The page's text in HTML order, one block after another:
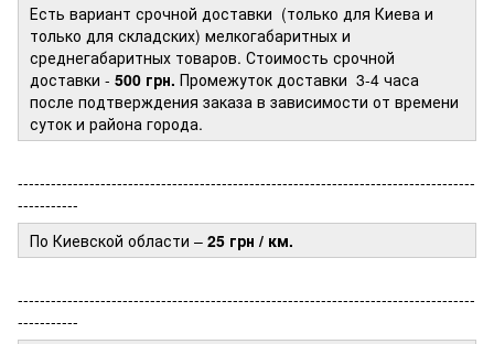
Есть вариант срочной доставки (только для Киева и
только для складских) мелкогабаритных и
среднегабаритных товаров. Стоимость срочной
доставки - 500 грн. Промежуток доставки 3-4 часа
после подтверждения заказа в зависимости от времени
суток и района города.
-----------------------------------------------------------------------------------
-----------
По Киевской области – 25 грн / км.
-----------------------------------------------------------------------------------
-----------